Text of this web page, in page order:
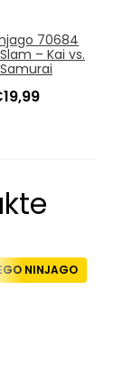
70684
– Kai vs.
19,99
NINJAGO